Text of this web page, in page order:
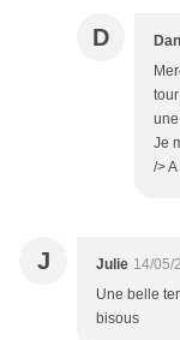
D
Je
/>
J Julie 14/05/
Une belle
bisous